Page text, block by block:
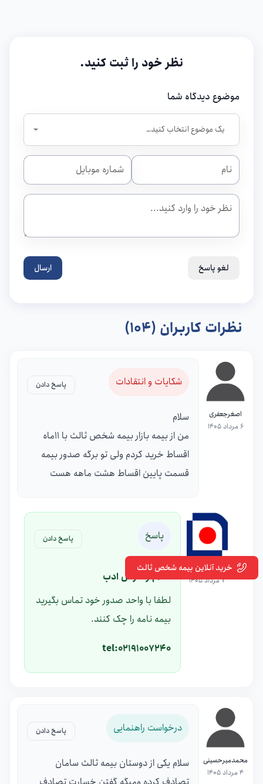
نظر خود را ثبت کنید.
موضوع دیدگاه شما
لغو پاسخ ارسال
نظرات کاربران (104)
اصغرجعفری
6 مرداد 1405
شکایات و انتقادات پاسخ دادن
سلام
من از بیمه بازار بیمه شخص ثالث با 11ماه
اقساط خرید کردم ولی تو برگه صدور بیمه
قسمت پایین اقساط هشت ماهه هست
بیمه سامان
7 مرداد 1405
پاسخ پاسخ دادن
سلام و عرض ادب
لطفا با واحد صدور خود تماس بگیرید
بیمه نامه را چک کنند.
tel:02191007240
محمدمیرحسینی
4 مرداد 1405
درخواست راهنمایی پاسخ دادن
سلام یکی از دوستان بیمه ثالث سامان
خرید آنلاین بیمه شخص ثالث